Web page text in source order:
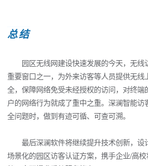
总结
园区无线网建设快速发展的今天，无线
重要窗口之一，为外来访客等人员提供无
全，保障网络免受未经授权的访问，对终
户的网络行为就成了重中之重。深澜智能
全问题时，做到有迹可循、可查可溯。
最后深澜软件将继续提升技术创新，设
场景化的园区访客认证方案，携手企业/高